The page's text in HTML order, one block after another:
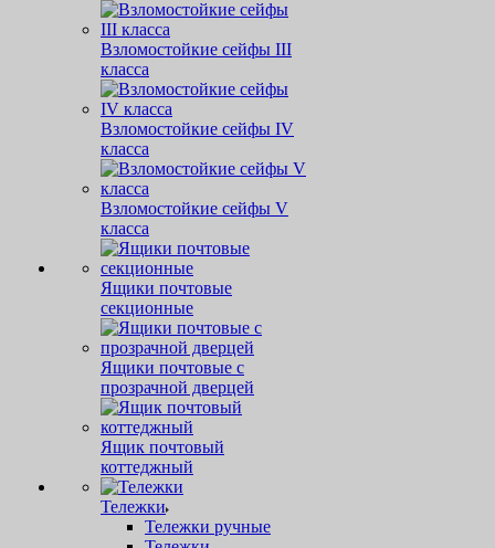
Взломостойкие сейфы III
класса
Взломостойкие сейфы IV
класса
Взломостойкие сейфы V
класса
Ящики почтовые
секционные
Ящики почтовые с
прозрачной дверцей
Ящик почтовый
коттеджный
Тележки
Тележки ручные